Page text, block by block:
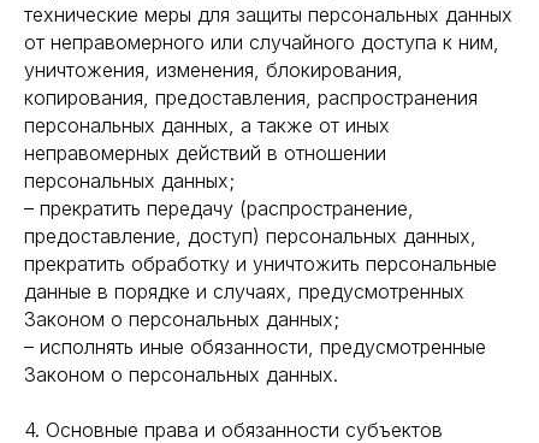
технические меры для защиты персональных данных
от неправомерного или случайного доступа к ним,
уничтожения, изменения, блокирования,
копирования, предоставления, распространения
персональных данных, а также от иных
неправомерных действий в отношении
персональных данных;
– прекратить передачу (распространение,
предоставление, доступ) персональных данных,
прекратить обработку и уничтожить персональные
данные в порядке и случаях, предусмотренных
Законом о персональных данных;
– исполнять иные обязанности, предусмотренные
Законом о персональных данных.
4. Основные права и обязанности субъектов